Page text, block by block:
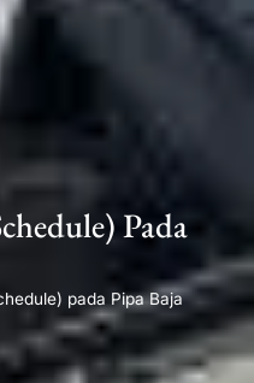
Pada
pada Pipa Baja